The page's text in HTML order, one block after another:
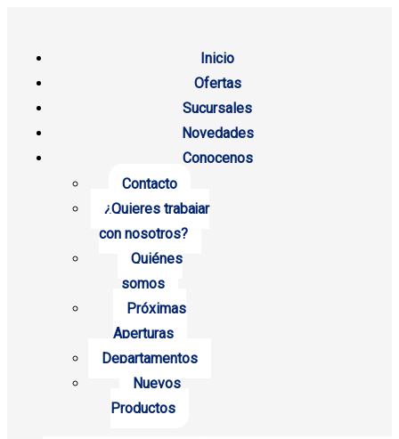
Inicio
Ofertas
Sucursales
Novedades
Conocenos
Contacto
¿Quieres trabajar
con nosotros?
Quiénes
somos
Próximas
Aperturas
Departamentos
Nuevos
Productos